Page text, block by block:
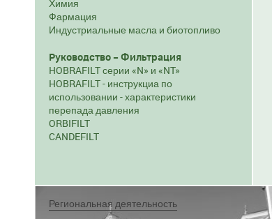
Химия
Фармация
Индустриальные масла и биотопливо
Руководство – Фильтрация
HOBRAFILT серии «N» и «NT»
HOBRAFILT - инструкциа по
использовании - характеристики
перепада давления
ORBIFILT
CANDEFILT
Региональная деятельность